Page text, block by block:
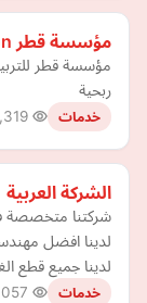
مؤسسة قطر Qatar Foundation
مؤسسة قطر
ربحية
خدمات
الشركة العربية
شركتنا متخصصة
لدينا افضل
لدينا جميع قطع
خدمات